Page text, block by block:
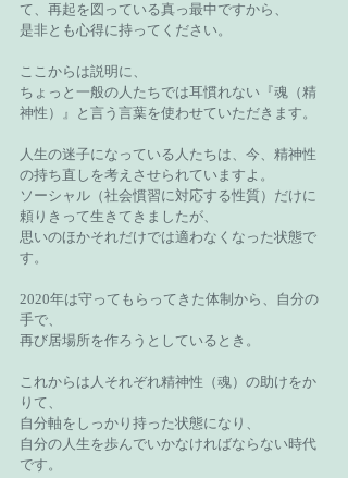
て、再起を図っている真っ最中ですから、
是非とも心得に持ってください。
ここからは説明に、
ちょっと一般の人たちでは耳慣れない『魂（精
神性）』と言う言葉を使わせていただきます。
人生の迷子になっている人たちは、今、精神性
の持ち直しを考えさせられていますよ。
ソーシャル（社会慣習に対応する性質）だけに
頼りきって生きてきましたが、
思いのほかそれだけでは適わなくなった状態で
す。
2020年は守ってもらってきた体制から、自分の
手で、
再び居場所を作ろうとしているとき。
これからは人それぞれ精神性（魂）の助けをか
りて、
自分軸をしっかり持った状態になり、
自分の人生を歩んでいかなければならない時代
です。